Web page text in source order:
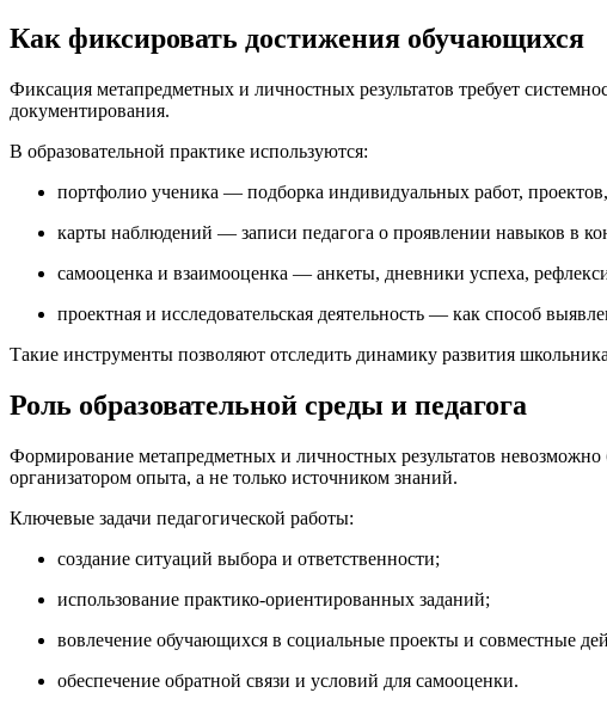
Как фиксировать достижения обучающихся
Фиксация метапредметных и личностных результатов требует
документирования.
В образовательной практике используются:
портфолио ученика — подборка индивидуальных работ,
карты наблюдений — записи педагога о проявлении навыков в
самооценка и взаимооценка — анкеты, дневники успеха,
проектная и исследовательская деятельность — как способ
Такие инструменты позволяют отследить динамику развития
Роль образовательной среды и педагога
Формирование метапредметных и личностных результатов
организатором опыта, а не только источником знаний.
Ключевые задачи педагогической работы:
создание ситуаций выбора и ответственности;
использование практико-ориентированных заданий;
вовлечение обучающихся в социальные проекты и совместные
обеспечение обратной связи и условий для самооценки.